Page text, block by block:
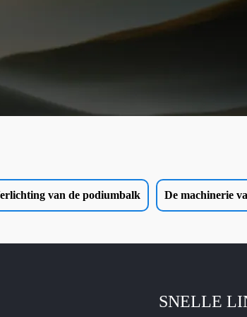
van de podiumbalk De machinerie
SNELLE